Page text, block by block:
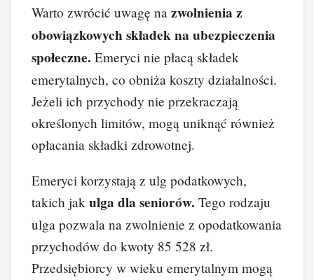
Warto zwrócić uwagę na zwolnienia z
obowiązkowych składek na ubezpieczenia
społeczne. Emeryci nie płacą składek
emerytalnych, co obniża koszty działalności.
Jeżeli ich przychody nie przekraczają
określonych limitów, mogą uniknąć również
opłacania składki zdrowotnej.
Emeryci korzystają z ulg podatkowych,
takich jak ulga dla seniorów. Tego rodzaju
ulga pozwala na zwolnienie z opodatkowania
przychodów do kwoty 85 528 zł.
Przedsiębiorcy w wieku emerytalnym mogą